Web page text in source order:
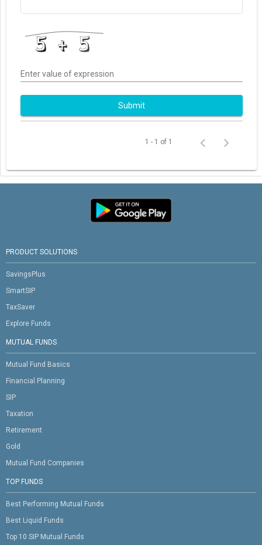
Enter value of expression
Submit
1 - 1 of 1
PRODUCT SOLUTIONS
SavingsPlus
SmartSIP
TaxSaver
Explore Funds
MUTUAL FUNDS
Mutual Fund Basics
Financial Planning
SIP
Taxation
Retirement
Gold
Mutual Fund Companies
TOP FUNDS
Best Performing Mutual Funds
Best Liquid Funds
Top 10 SIP Mutual Funds